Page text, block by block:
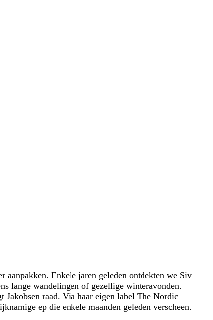
aanpakken. Enkele jaren geleden ontdekten we Siv
lange wandelingen of gezellige winteravonden.
Jakobsen raad. Via haar eigen label The Nordic
ep die enkele maanden geleden verscheen.